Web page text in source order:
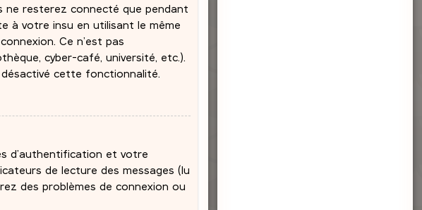
ne resterez connecté que pendant
à votre insu en utilisant le même
Ce n’est pas
cyber-café, université, etc.).
cette fonctionnalité.
d’authentification et votre
de lecture des messages (lu
des problèmes de connexion ou